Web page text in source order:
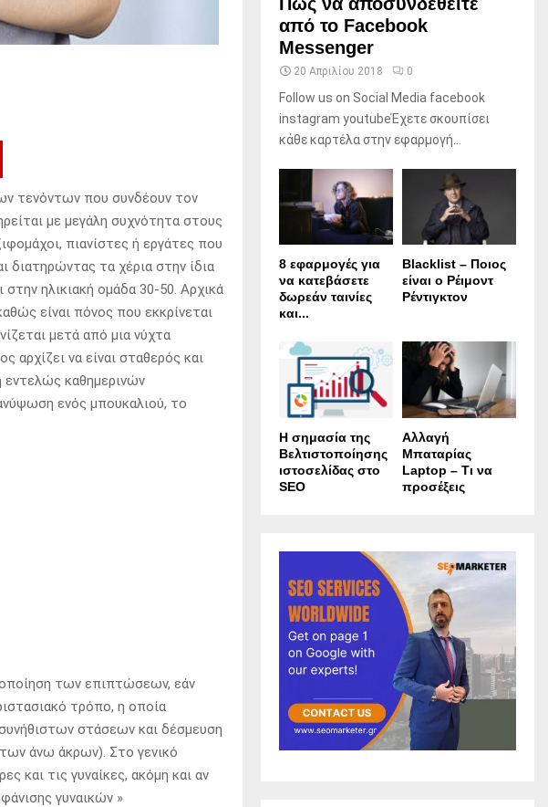
τενόντων που συνδέουν τον
με μεγάλη συχνότητα στους
πιανίστες ή εργάτες που
διατηρώντας τα χέρια στην ίδια
στην ηλικιακή ομάδα 30-50. Αρχικά
είναι πόνος που εκκρίνεται
μετά από μια νύχτα
να είναι σταθερός και
εντελώς καθημερινών
ενός μπουκαλιού, το
των επιπτώσεων, εάν
τρόπο, η οποία
στάσεων και δέσμευση
άνω άκρων). Στο γενικό
και τις γυναίκες, ακόμη και αν
γυναικών »
από το Facebook
Messenger
20 Απριλίου 2018 0
Follow us on Social Media facebook
instagram youtubeΈχετε σκουπίσει
κάθε καρτέλα στην εφαρμογή...
8 εφαρμογές για
να κατεβάσετε
δωρεάν ταινίες
και...
Blacklist – Ποιος
είναι ο Ρέιμοντ
Ρέντιγκτον
Η σημασία της
Βελτιστοποίησης
ιστοσελίδας στο
SEO
Αλλαγή
Μπαταρίας
Laptop – Τι να
προσέξεις